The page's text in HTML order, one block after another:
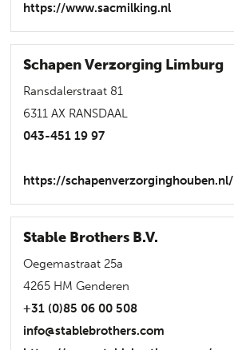
https://www.sacmilking.nl
Schapen Verzorging Limburg
Ransdalerstraat 81
6311 AX RANSDAAL
043-451 19 97
https://schapenverzorginghouben.nl/
Stable Brothers B.V.
Oegemastraat 25a
4265 HM Genderen
+31 (0)85 06 00 508
info@stablebrothers.com